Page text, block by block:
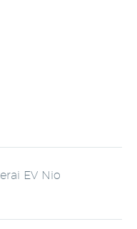
EV Nio